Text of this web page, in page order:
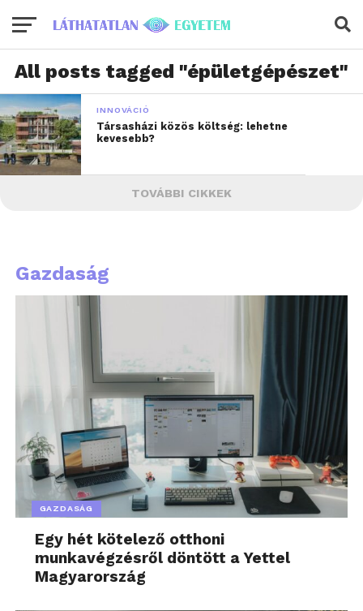
All posts tagged "épületgépészet"
INNOVÁCIÓ
Társasházi közös költség: lehetne
kevesebb?
TOVÁBBI CIKKEK
Gazdaság
GAZDASÁG
Egy hét kötelező otthoni
munkavégzésről döntött a Yettel
Magyarország